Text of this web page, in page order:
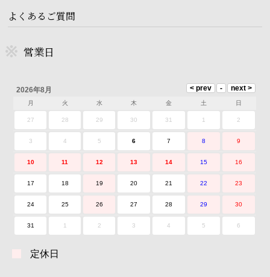
よくあるご質問
営業日
2026年8月
月 火 水 木 金 土 日
27 28 29 30 31 1 2
3 4 5 6 7 8 9
10 11 12 13 14 15 16
17 18 19 20 21 22 23
24 25 26 27 28 29 30
31 1 2 3 4 5 6
定休日